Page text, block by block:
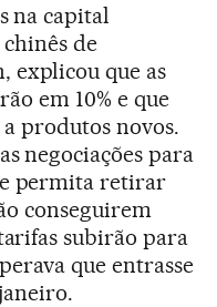
na capital
de
explicou que as
em 10% e que
produtos novos.
negociações para
permita retirar
conseguirem
subirão para
que entrasse